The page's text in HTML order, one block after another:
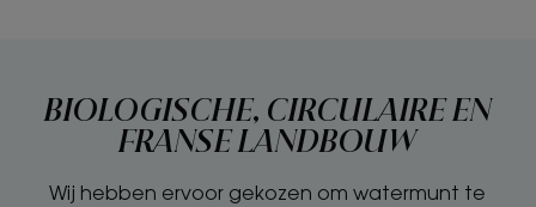
BIOLOGISCHE, CIRCULAIRE EN
FRANSE LANDBOUW
Wij hebben ervoor gekozen om watermunt te